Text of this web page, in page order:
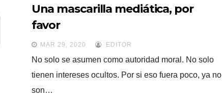
Una mascarilla mediática, por
favor
MAR 29, 2020 EDITOR
No solo se asumen como autoridad moral. No solo
tienen intereses ocultos. Por si eso fuera poco, ya no
son…